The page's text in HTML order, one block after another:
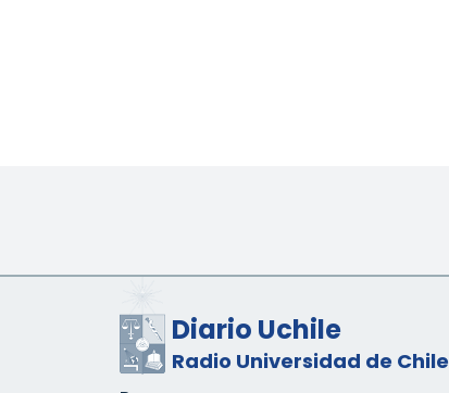
Diario Uchile
Radio Universidad de Chile